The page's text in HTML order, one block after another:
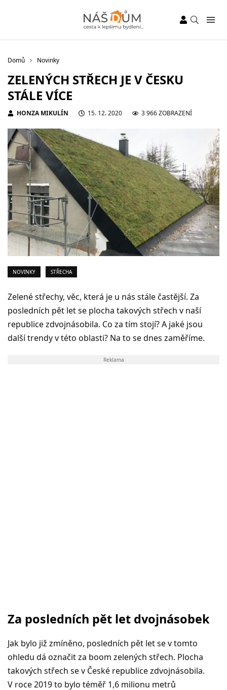
Domů Novinky
ZELENÝCH STŘECH JE V ČESKU
STÁLE VÍCE
HONZA MIKULÍN 15. 12. 2020 3 966 ZOBRAZENÍ
NOVINKY STŘECHA
Zelené střechy, věc, která je u nás stále častější. Za
posledních pět let se plocha takových střech v naší
republice zdvojnásobila. Co za tím stojí? A jaké jsou
další trendy v této oblasti? Na to se dnes zaměříme.
Reklama
Za posledních pět let dvojnásobek
Jak bylo již zmíněno, posledních pět let se v tomto
ohledu dá označit za boom zelených střech. Plocha
takových střech se v České republice zdvojnásobila.
V roce 2019 to bylo téměř 1,6 milionu metrů